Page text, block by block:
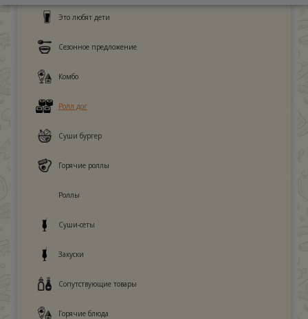
Это любят дети
Сезонное предложение
Комбо
Ролл дог
Суши бургер
Горячие роллы
Роллы
Суши-сеты
Закуски
Сопутствующие товары
Горячие блюда